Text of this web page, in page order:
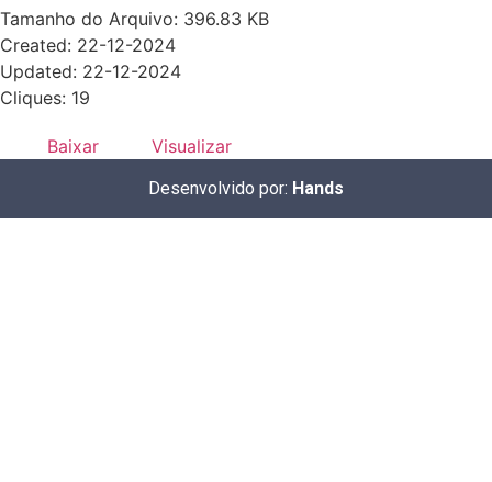
Tamanho do Arquivo: 396.83 KB
Created: 22-12-2024
Updated: 22-12-2024
Cliques: 19
Baixar Visualizar
Desenvolvido por: Hands